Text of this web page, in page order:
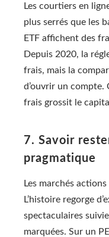
Les courtiers en
plus serrés que les
ETF affichent des
Depuis 2020, la
frais, mais la
d’ouvrir un compte.
frais grossit le
7. Savoir
pragmatique
Les marchés
L’histoire regorge
spectaculaires
marquées. Sur un